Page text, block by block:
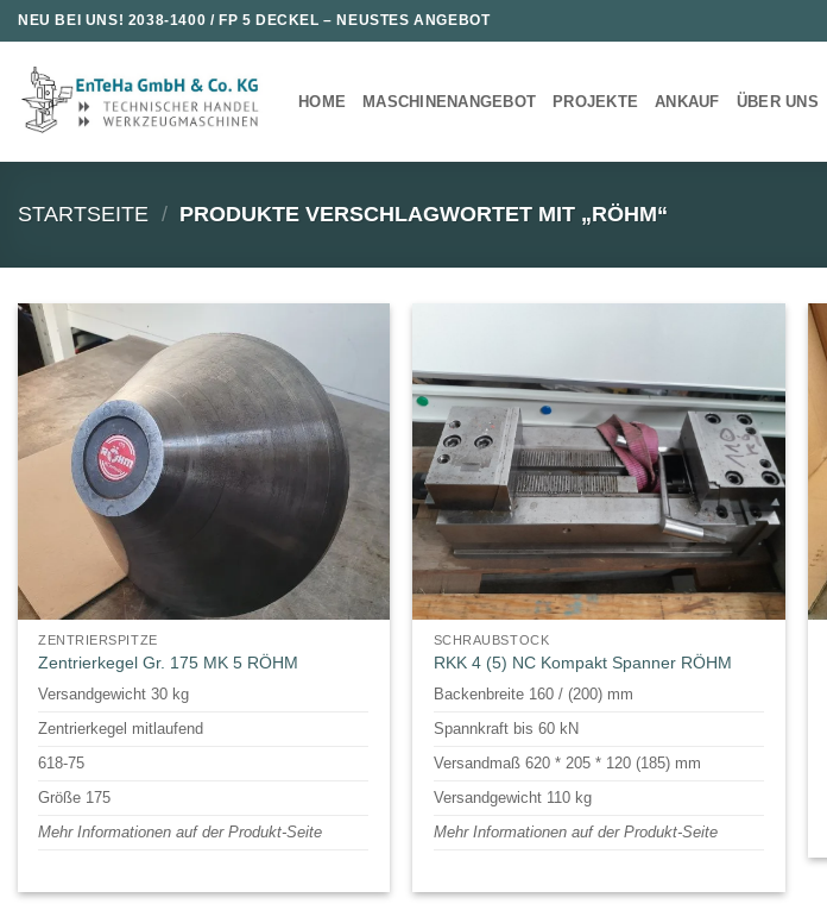
Zum
Inhalt
springen
NEU BEI UNS! 2038-1400 / FP 5 DECKEL – NEUSTES ANGEBOT
HOME MASCHINENANGEBOT PROJEKTE ANKAUF ÜBER UNS
STARTSEITE / PRODUKTE VERSCHLAGWORTET MIT „RÖHM“
ZENTRIERSPITZE
Zentrierkegel Gr. 175 MK 5 RÖHM
Versandgewicht 30 kg
Zentrierkegel mitlaufend
618-75
Größe 175
Mehr Informationen auf der Produkt-Seite
SCHRAUBSTOCK
RKK 4 (5) NC Kompakt Spanner RÖHM
Backenbreite 160 / (200) mm
Spannkraft bis 60 kN
Versandmaß 620 * 205 * 120 (185) mm
Versandgewicht 110 kg
Mehr Informationen auf der Produkt-Seite